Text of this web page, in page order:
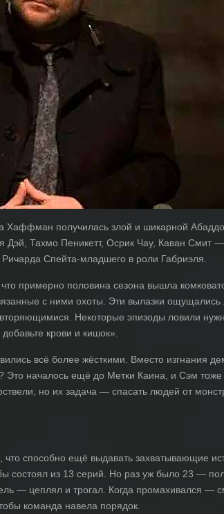
Хаффман получилась злой и шикарной
Тахмо Пеникетт, Осрик Чау, Каван Смит —
Спейта-младшего в роли Габриэля.
примерно половина сезона вышла
с ними охоты. Эти вылазки
Некоторые эпизоды ловили
крови и кишок».
всё более жёсткими. Вместо изгнания
Это началось ещё до Метки Каина, и Сэм
но их задача — спасать людей от
способно ещё выдавать захватывающие
из 13 серий. Но раз уж было 23 —
— цеплял и трогал. Когда промахивался —
команда навела порядок.